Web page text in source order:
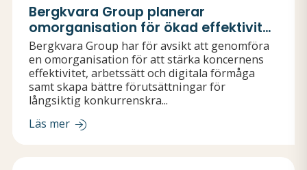
Bergkvara Group planerar
omorganisation för ökad effektivitet
och långsiktig konkurrenskraft
Bergkvara Group har för avsikt att genomföra
en omorganisation för att stärka koncernens
effektivitet, arbetssätt och digitala förmåga
samt skapa bättre förutsättningar för
långsiktig konkurrenskra...
Läs mer